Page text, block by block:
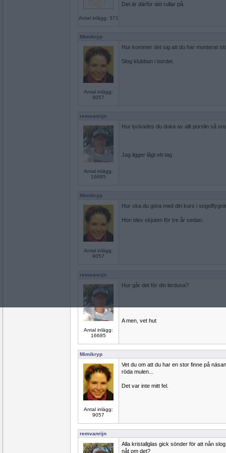
Antal inlägg: 371
Det är därför det rullar på.
Mimikryp
Antal inlägg:
9057
Hur kommer det sig att du har monterat
Slog klubban i bordet.
remvanrijn
Antal inlägg:
16685
Hur lyckades du duka av allt porslin så
Jag ligger lågt ett tag
Mimikryp
Antal inlägg:
9057
Hur ska du göra med din kurs i
Hon blev skjuten för tre år sedan.
remvanrijn
Antal inlägg:
16685
Hur går det för din lerduva?
A men, vet hut
Mimikryp
Antal inlägg:
9057
Vet du om att du har en stor finne på
röda mulen...
Det var inte mitt fel.
remvanrijn
Alla kristallglas gick sönder för att nån
nåt om det?